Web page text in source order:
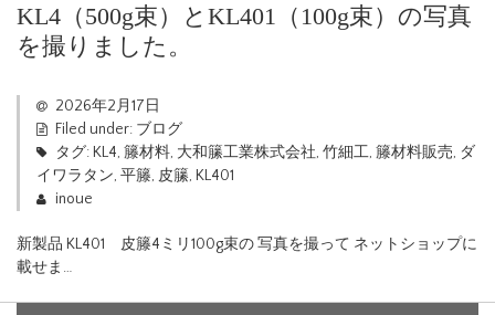
KL4（500g束）とKL401（100g束）の写真
を撮りました。
2026年2月17日
Filed under: ブログ
タグ: KL4, 籐材料, 大和籘工業株式会社, 竹細工, 籐材料販売, ダ
イワラタン, 平籐, 皮籘, KL401
inoue
新製品 KL401 皮籐4ミリ100g束の 写真を撮って ネットショップに
載せま…